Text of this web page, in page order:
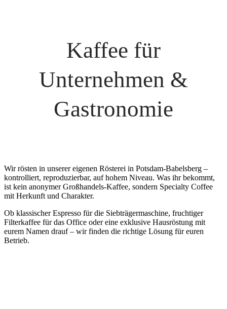
Kaffee für
Unternehmen &
Gastronomie
Wir rösten in unserer eigenen Rösterei in Potsdam-Babelsberg –
kontrolliert, reproduzierbar, auf hohem Niveau. Was ihr bekommt,
ist kein anonymer Großhandels-Kaffee, sondern Specialty Coffee
mit Herkunft und Charakter.
Ob klassischer Espresso für die Siebträgermaschine, fruchtiger
Filterkaffee für das Office oder eine exklusive Hausröstung mit
eurem Namen drauf – wir finden die richtige Lösung für euren
Betrieb.